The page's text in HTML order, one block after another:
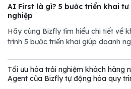
AI First là gì? 5 bước triển khai
nghiệp
Hãy cùng Bizfly tìm hiểu chi tiết về
trình 5 bước triển khai giúp doanh
đầy biến động.
Tối ưu hóa trải nghiệm khách hàng
Agent của Bizfly tự động hóa quy